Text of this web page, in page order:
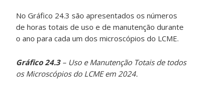
No Gráfico 24.3 são apresentados os números
de horas totais de uso e de manutenção durante
o ano para cada um dos microscópios do LCME.
Gráfico 24.3– Uso e Manutenção Totais de todos
os Microscópios do LCME em 2024.